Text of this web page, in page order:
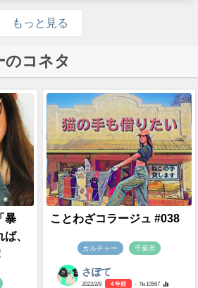
もっと見る
のコネタ
暴
、
ことわざコラージュ #038
カルチャー 千葉市
さぽて
2022/2/8 4 年前
- №10567